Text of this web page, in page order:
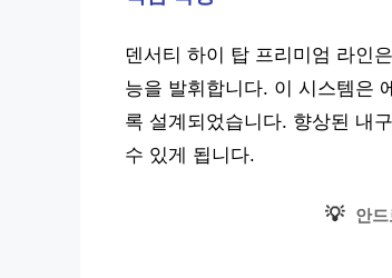
덴서티 하이 탑 프리미엄 라인
능을 발휘합니다. 이 시스템은
록 설계되었습니다. 향상된 내
수 있게 됩니다.
💡 안